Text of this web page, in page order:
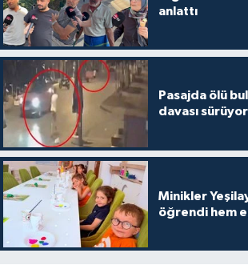
anlattı
Pasajda ölü
davası sürüyor
Minikler
öğrendi hem